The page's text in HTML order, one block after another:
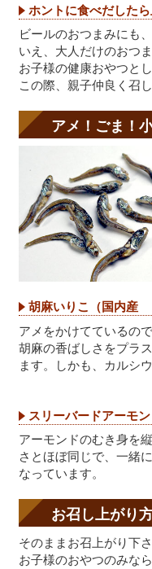
ホントに食べだしたら
ビールのおつまみにも
いえ、大人だけのおつ
お子様の健康おやつと
この際、親子仲良く召
アメ！ごま！
胡麻いりこ（国内産
アメをかけてているの
胡麻の香ばしさをプラ
ます。しかも、カルシ
スリーバードアーモン
アーモンドのむき身を
さとほぼ同じで、一緒
なっています。
お召し上がり
そのままお召上がり下さ
お子様のおやつのみな